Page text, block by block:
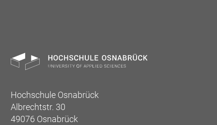
Hochschule Osnabrück
Albrechtstr. 30
49076 Osnabrück